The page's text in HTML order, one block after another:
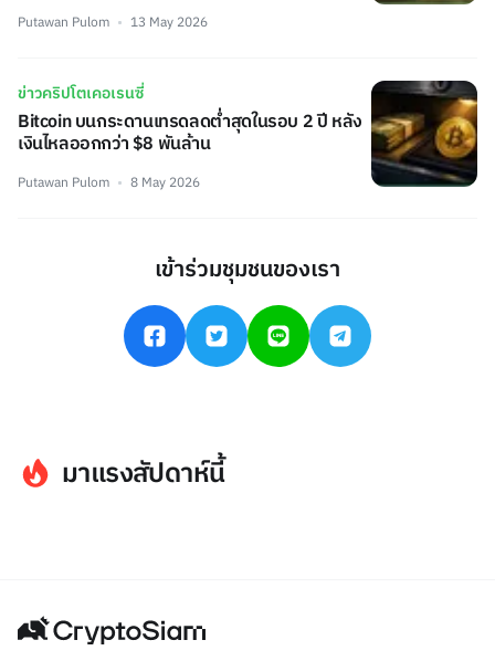
Putawan Pulom 13 May 2026
ข่าวคริปโตเคอเรนซี่
Bitcoin บนกระดานเทรดลดต่ำสุดในรอบ 2 ปี หลัง
เงินไหลออกกว่า $8 พันล้าน
Putawan Pulom 8 May 2026
เข้าร่วมชุมชนของเรา
มาแรงสัปดาห์นี้